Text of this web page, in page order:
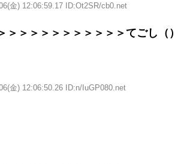
金) 12:06:59.17 ID:Ot2SR/cb0.net
＞＞＞＞＞＞＞＞＞＞てごし（）
金) 12:06:50.26 ID:n/IuGP080.net